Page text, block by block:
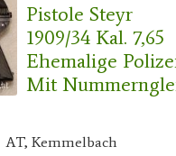
Pistole Steyr
1909/34 Kal. 7,65
Ehemalige
Mit
AT, Kemmelbach